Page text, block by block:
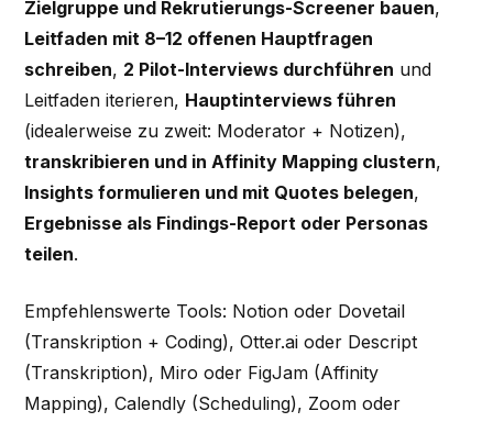
Zielgruppe und Rekrutierungs-Screener bauen,
Leitfaden mit 8–12 offenen Hauptfragen
schreiben, 2 Pilot-Interviews durchführen und
Leitfaden iterieren, Hauptinterviews führen
(idealerweise zu zweit: Moderator + Notizen),
transkribieren und in Affinity Mapping clustern,
Insights formulieren und mit Quotes belegen,
Ergebnisse als Findings-Report oder Personas
teilen.
Empfehlenswerte Tools: Notion oder Dovetail
(Transkription + Coding), Otter.ai oder Descript
(Transkription), Miro oder FigJam (Affinity
Mapping), Calendly (Scheduling), Zoom oder